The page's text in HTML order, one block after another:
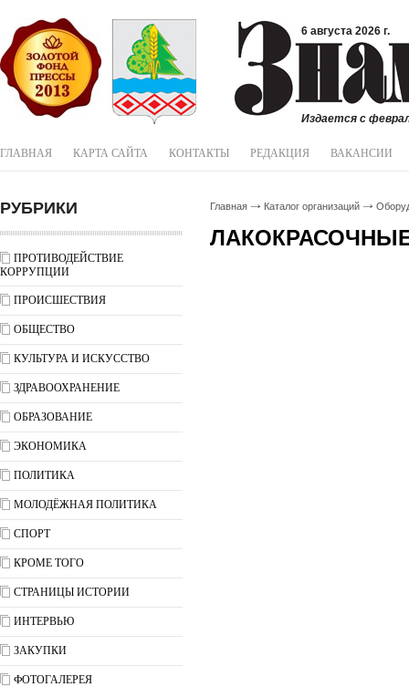
6 августа 2026 г.
Издается с
ГЛАВНАЯ КАРТА САЙТА КОНТАКТЫ РЕДАКЦИЯ ВАКАНСИИ
РУБРИКИ
ПРОТИВОДЕЙСТВИЕ
КОРРУПЦИИ
ПРОИСШЕСТВИЯ
ОБЩЕСТВО
КУЛЬТУРА И ИСКУССТВО
ЗДРАВООХРАНЕНИЕ
ОБРАЗОВАНИЕ
ЭКОНОМИКА
ПОЛИТИКА
МОЛОДЁЖНАЯ ПОЛИТИКА
СПОРТ
КРОМЕ ТОГО
СТРАНИЦЫ ИСТОРИИ
ИНТЕРВЬЮ
ЗАКУПКИ
ФОТОГАЛЕРЕЯ
Главная Каталог организаций